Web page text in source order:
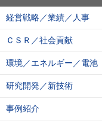
経営戦略／業績／人事
ＣＳＲ／社会貢献
環境／エネルギー／電池
研究開発／新技術
事例紹介